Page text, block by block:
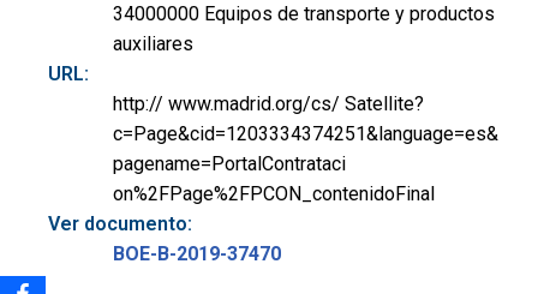
34000000 Equipos de transporte y productos
auxiliares
URL:
http:// www.madrid.org/cs/ Satellite?
c=Page&cid=1203334374251&language=es&
pagename=PortalContrataci
on%2FPage%2FPCON_contenidoFinal
Ver documento:
BOE-B-2019-37470